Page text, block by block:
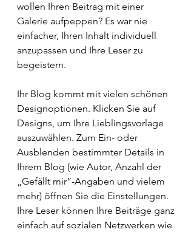
wollen Ihren Beitrag mit einer
Galerie aufpeppen? Es war nie
einfacher, Ihren Inhalt individuell
anzupassen und Ihre Leser zu
begeistern.
Ihr Blog kommt mit vielen schönen
Designoptionen. Klicken Sie auf
Designs, um Ihre Lieblingsvorlage
auszuwählen. Zum Ein- oder
Ausblenden bestimmter Details in
Ihrem Blog (wie Autor, Anzahl der
„Gefällt mir”-Angaben und vielem
mehr) öffnen Sie die Einstellungen.
Ihre Leser können Ihre Beiträge ganz
einfach auf sozialen Netzwerken wie